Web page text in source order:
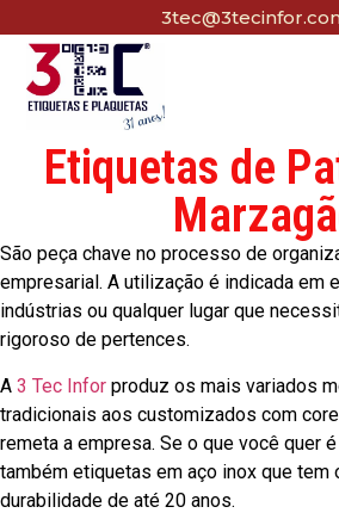
Etiquetas de
São peça chave no processo de
empresarial. A utilização é indicada em
indústrias ou qualquer lugar que
rigoroso de pertences.
A 3 Tec Infor produz os mais variados
tradicionais aos customizados com
remeta a empresa. Se o que você quer
também etiquetas em aço inox que
durabilidade de até 20 anos.